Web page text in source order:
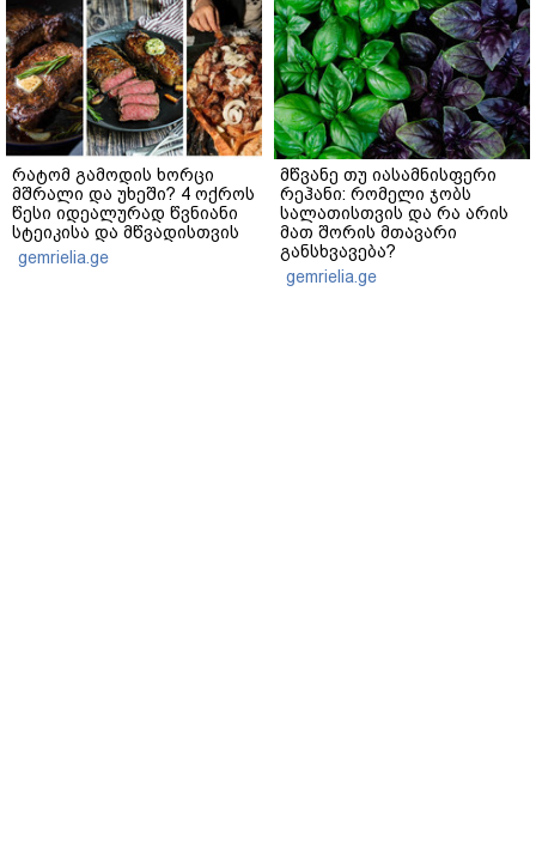
რატომ გამოდის ხორცი
მშრალი და უხეში? 4 ოქროს
წესი იდეალურად წვნიანი
სტეიკისა და მწვადისთვის
gemrielia.ge
მწვანე თუ იასამნისფერი
რეჰანი: რომელი ჯობს
სალათისთვის და რა არის
მათ შორის მთავარი
განსხვავება?
gemrielia.ge